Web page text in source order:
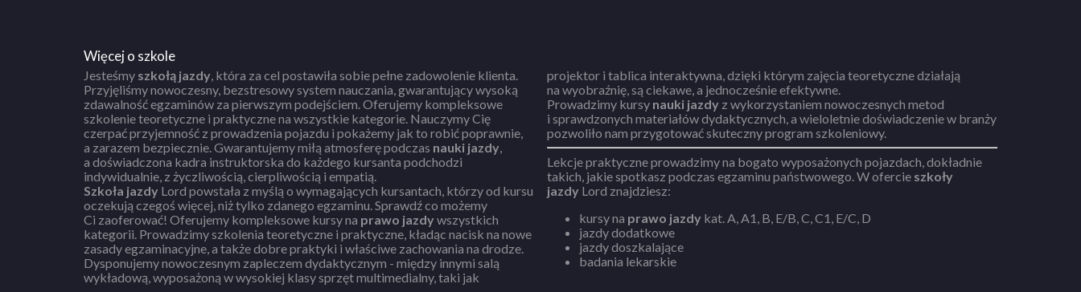
Więcej o szkole
Jesteśmy szkołą jazdy, która za cel postawiła sobie pełne zadowolenie klienta.
Przyjęliśmy nowoczesny, bezstresowy system nauczania, gwarantujący wysoką
zdawalność egzaminów za pierwszym podejściem. Oferujemy kompleksowe
szkolenie teoretyczne i praktyczne na wszystkie kategorie. Nauczymy Cię
czerpać przyjemność z prowadzenia pojazdu i pokażemy jak to robić poprawnie,
a zarazem bezpiecznie. Gwarantujemy miłą atmosferę podczas nauki jazdy,
a doświadczona kadra instruktorska do każdego kursanta podchodzi
Szkoła jazdy Lord powstała z myślą o wymagających kursantach, którzy od kursu
oczekują czegoś więcej, niż tylko zdanego egzaminu. Sprawdź co możemy
Ci zaoferować! Oferujemy kompleksowe kursy na prawo jazdywszystkich
kategorii. Prowadzimy szkolenia teoretyczne i praktyczne, kładąc nacisk na nowe
zasady egzaminacyjne, a także dobre praktyki i właściwe zachowania na drodze.
Dysponujemy nowoczesnym zapleczem dydaktycznym - między innymi salą
wykładową, wyposażoną w wysokiej klasy sprzęt multimedialny, taki jak
projektor i tablica interaktywna, dzięki którym zajęcia teoretyczne działają
na wyobraźnię, są ciekawe, a jednocześnie efektywne.
Prowadzimy kursy nauki jazdy z wykorzystaniem nowoczesnych metod
i sprawdzonych materiałów dydaktycznych, a wieloletnie doświadczenie w branży
pozwoliło nam przygotować skuteczny program szkoleniowy.
Lekcje praktyczne prowadzimy na bogato wyposażonych pojazdach, dokładnie
takich, jakie spotkasz podczas egzaminu państwowego. W ofercie szkoły
jazdy Lord znajdziesz:
kursy na prawo jazdy kat. A, A1, B, E/B, C, C1, E/C, D
jazdy dodatkowe
jazdy doszkalające
badania lekarskie